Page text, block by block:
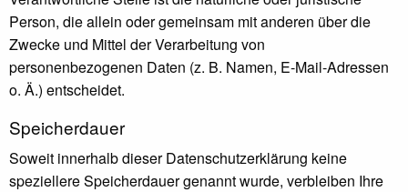
Person, die allein oder gemeinsam mit anderen über die
Zwecke und Mittel der Verarbeitung von
personenbezogenen Daten (z. B. Namen, E-Mail-Adressen
o. Ä.) entscheidet.
Speicherdauer
Soweit innerhalb dieser Datenschutzerklärung keine
speziellere Speicherdauer genannt wurde, verbleiben Ihre